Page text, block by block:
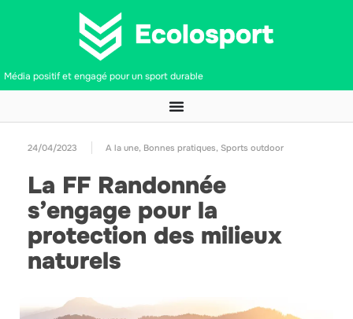
Média positif et engagé pour un sport durable
24/04/2023 A la une, Bonnes pratiques, Sports outdoor
La FF Randonnée
s’engage pour la
protection des milieux
naturels